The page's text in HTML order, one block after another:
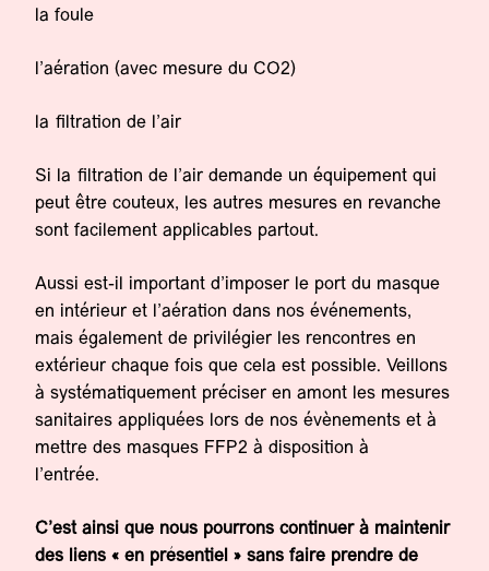
la foule
l’aération (avec mesure du CO2)
la filtration de l’air
Si la filtration de l’air demande un équipement qui
peut être couteux, les autres mesures en revanche
sont facilement applicables partout.
Aussi est-il important d’imposer le port du masque
en intérieur et l’aération dans nos événements,
mais également de privilégier les rencontres en
extérieur chaque fois que cela est possible. Veillons
à systématiquement préciser en amont les mesures
sanitaires appliquées lors de nos évènements et à
mettre des masques FFP2 à disposition à
l’entrée.
C’est ainsi que nous pourrons continuer à maintenir
des liens « en présentiel » sans faire prendre de